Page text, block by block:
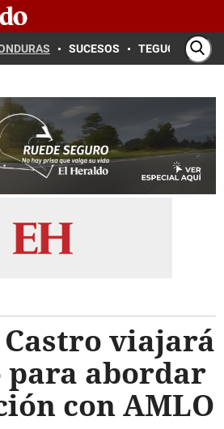
SUCESOS TEGUCIGALPA
viajará
para abordar
con AMLO